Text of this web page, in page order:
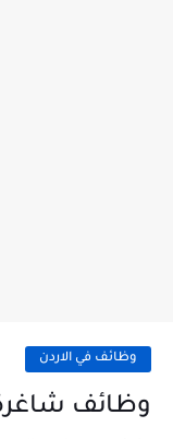
وظائف في الاردن
وظائف شاغرة